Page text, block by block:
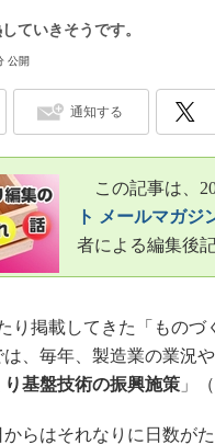
ていきそうです。
公開
通知する
この記事は、
ト メールマガジ
者による編集後
掲載してきた「ものづ
は、毎年、製造業の業況
り基盤技術の振興施策 」
らはそれなりに日数が